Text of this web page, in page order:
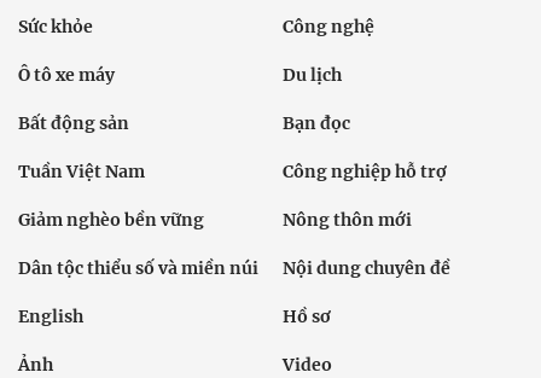
Sức khỏe Công nghệ
Ô tô xe máy Du lịch
Bất động sản Bạn đọc
Tuần Việt Nam Công nghiệp hỗ trợ
Giảm nghèo bền vững Nông thôn mới
Dân tộc thiểu số và miền núi Nội dung chuyên đề
English Hồ sơ
Ảnh Video